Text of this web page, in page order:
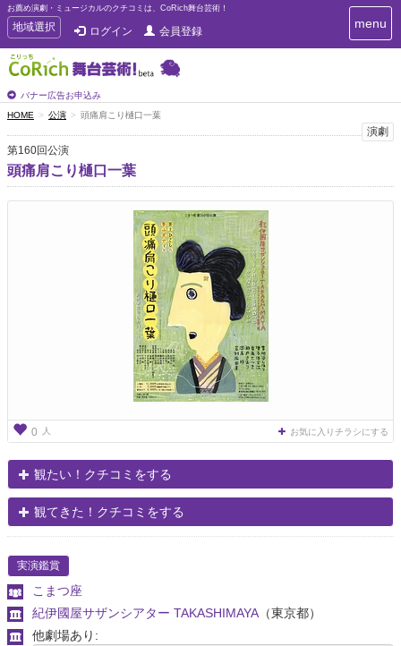
お薦め演劇・ミュージカルのクチコミは、CoRich舞台芸術！
T
o
g
g
e
n
a
v
i
g
地域選択 ログイン 会員登録
バナー広告お申込み
T
o
i
g
menu
HOME 公演 頭痛肩こり樋口一葉
演劇
第160回公演
頭痛肩こり樋口一葉
0 人 お気に入りチラシにする
観たい！クチコミをする
観てきた！クチコミをする
実演鑑賞
こまつ座
紀伊國屋サザンシアター TAKASHIMAYA （東京都）
他劇場あり: